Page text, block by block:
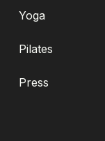
Yoga
Pilates
Press